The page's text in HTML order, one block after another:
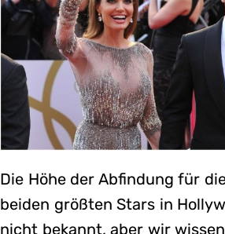
Die Höhe der Abfindung für
beiden größten Stars in
nicht bekannt, aber wir